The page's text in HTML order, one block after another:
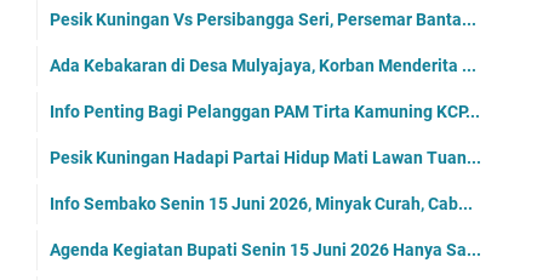
Pesik Kuningan Vs Persibangga Seri, Persemar Banta...
Ada Kebakaran di Desa Mulyajaya, Korban Menderita ...
Info Penting Bagi Pelanggan PAM Tirta Kamuning KCP...
Pesik Kuningan Hadapi Partai Hidup Mati Lawan Tuan...
Info Sembako Senin 15 Juni 2026, Minyak Curah, Cab...
Agenda Kegiatan Bupati Senin 15 Juni 2026 Hanya Sa...